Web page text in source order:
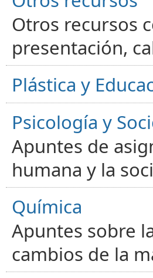
Otros recursos
presentación,
Plástica y
Psicología y
Apuntes de
humana y la
Química
Apuntes sobre
cambios de la